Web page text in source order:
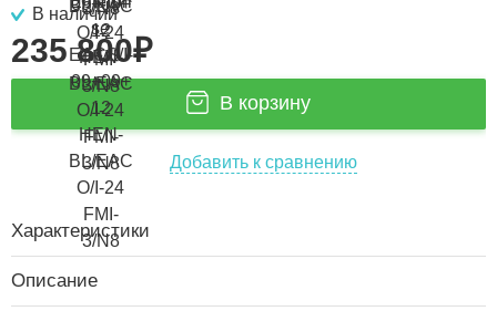
В наличии
235 800₽
В корзину
Добавить к сравнению
Характеристики
Описание